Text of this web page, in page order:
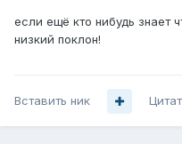
если ещё кто нибудь знает
низкий поклон!
Вставить ник